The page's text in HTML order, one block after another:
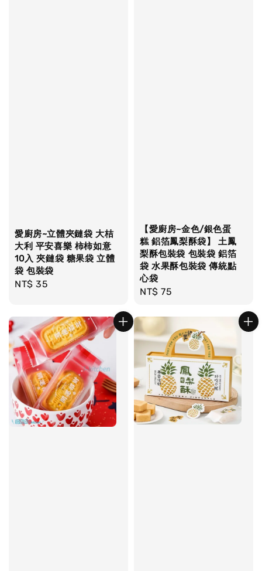
愛廚房~立體夾鏈袋 大桔
大利 平安喜樂 柿柿如意
10入 夾鏈袋 糖果袋 立體
袋 包裝袋
Regular
NT$ 35
【愛廚房~金色/銀色蛋
糕 鋁箔鳳梨酥袋】 土鳳
梨酥包裝袋 包裝袋 鋁箔
袋 水果酥包裝袋 傳統點
心袋
Regular
NT$ 75